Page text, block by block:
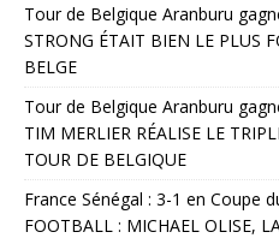
Tour de Belgique Aranburu
STRONG ÉTAIT BIEN LE PLUS
BELGE
Tour de Belgique Aranburu
TIM MERLIER RÉALISE LE
TOUR DE BELGIQUE
France Sénégal : 3-1 en Coupe
FOOTBALL : MICHAEL OLISE,